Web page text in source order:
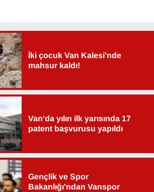
İki çocuk Van Kalesi'nde
mahsur kaldı!
Van'da yılın ilk yarısında 17
patent başvurusu yapıldı
Gençlik ve Spor
Bakanlığı'ndan Vanspor